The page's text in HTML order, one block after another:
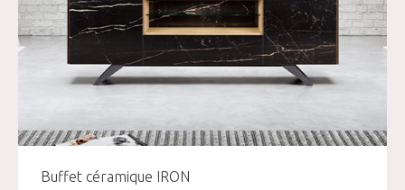
Buffet céramique IRON